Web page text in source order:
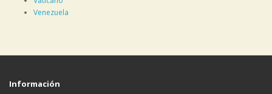
Venezuela
Información